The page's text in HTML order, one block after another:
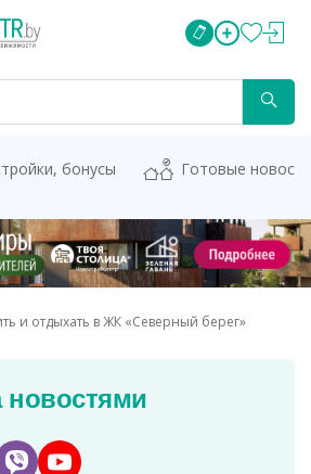
бонусы Готовые
и отдыхать в ЖК «Северный берег»
новостями